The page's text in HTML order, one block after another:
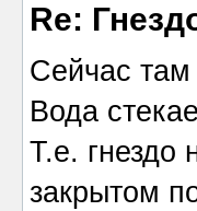
Re:
Сейчас
Вода
Т.е. гнездо
закрытом